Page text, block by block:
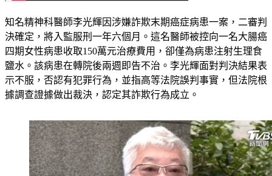
知名精神科醫師李光輝因涉嫌詐欺末期癌症病患一案，二審判
決確定，將入監服刑一年六個月。這名醫師被控向一名大腸癌
四期女性病患收取150萬元治療費用，卻僅為病患注射生理食
鹽水。該病患在轉院後兩週即告不治。李光輝面對判決結果表
示不服，否認有犯罪行為，並指高等法院誤判事實，但法院根